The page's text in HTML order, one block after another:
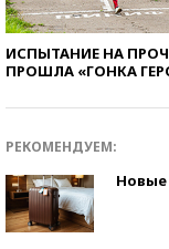
ИСПЫТАНИЕ НА
ПРОШЛА «ГОНКА
РЕКОМЕНДУЕМ:
Новые